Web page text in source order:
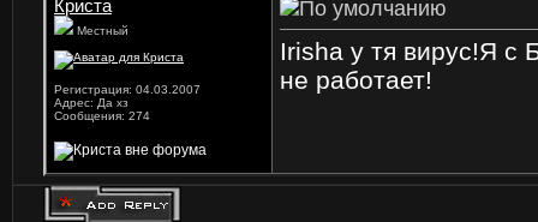
Криста
Местный
Регистрация: 04.03.2007
Адрес: Да хз
Сообщения: 274
Irisha у тя вирус!Я
не работает!